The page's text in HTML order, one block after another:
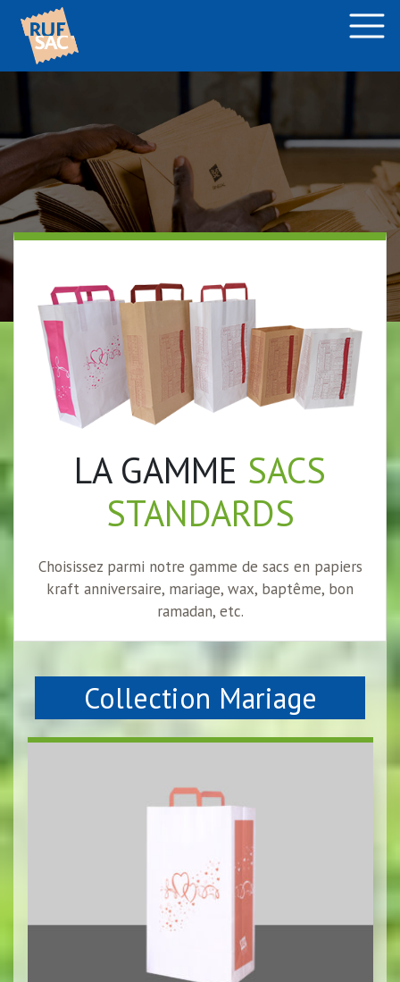
LA GAMME SACS
STANDARDS
Choisissez parmi notre gamme de sacs en papiers
kraft anniversaire, mariage, wax, baptême, bon
ramadan, etc.
Collection Mariage